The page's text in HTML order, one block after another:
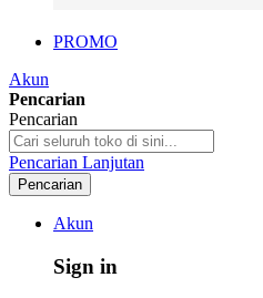
PROMO
Akun
Pencarian
Pencarian
Pencarian Lanjutan
Pencarian
Akun
Sign in